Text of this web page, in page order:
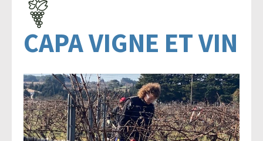
vivant
la
Commerce
Cheval
CAPA VIGNE ET VIN